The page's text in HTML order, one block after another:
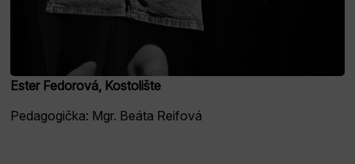
Ester Fedorová, Kostolište
Pedagogička: Mgr. Beáta Reifová